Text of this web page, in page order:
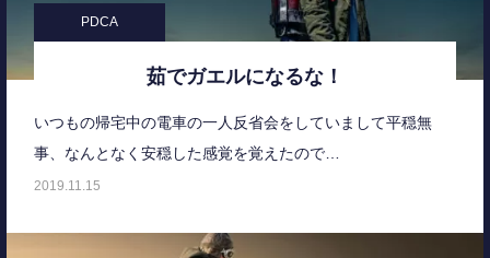
PDCA
茹でガエルになるな！
いつもの帰宅中の電車の一人反省会をしていまして平穏無
事、なんとなく安穏した感覚を覚えたので…
2019.11.15